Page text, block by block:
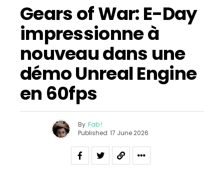
Gears of War: E-Day
impressionne à
nouveau dans une
démo Unreal Engine
en 60fps
By Fab !
Published 17 June 2026